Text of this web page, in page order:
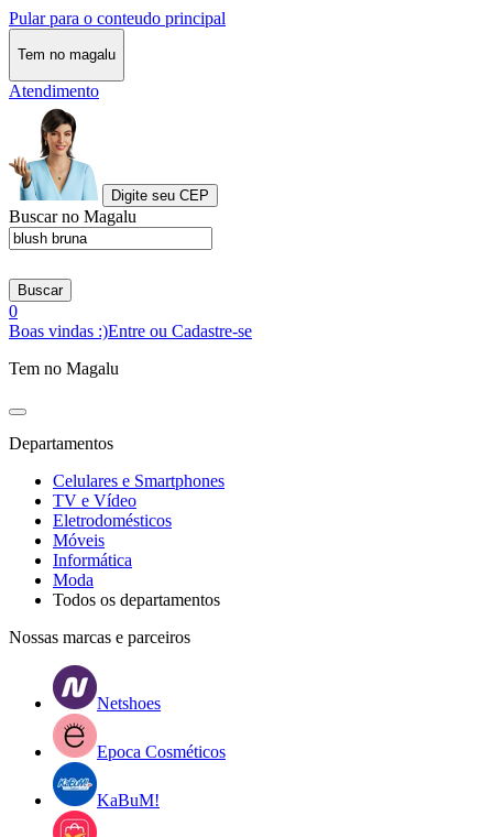
Pular para o conteudo principal
Tem no magalu
Atendimento
Digite seu CEP
Buscar no Magalu
Buscar
0
Boas vindas :)Entre ou Cadastre-se
Tem no Magalu
Departamentos
Celulares e Smartphones
TV e Vídeo
Eletrodomésticos
Móveis
Informática
Moda
Todos os departamentos
Nossas marcas e parceiros
Netshoes
Epoca Cosméticos
KaBuM!